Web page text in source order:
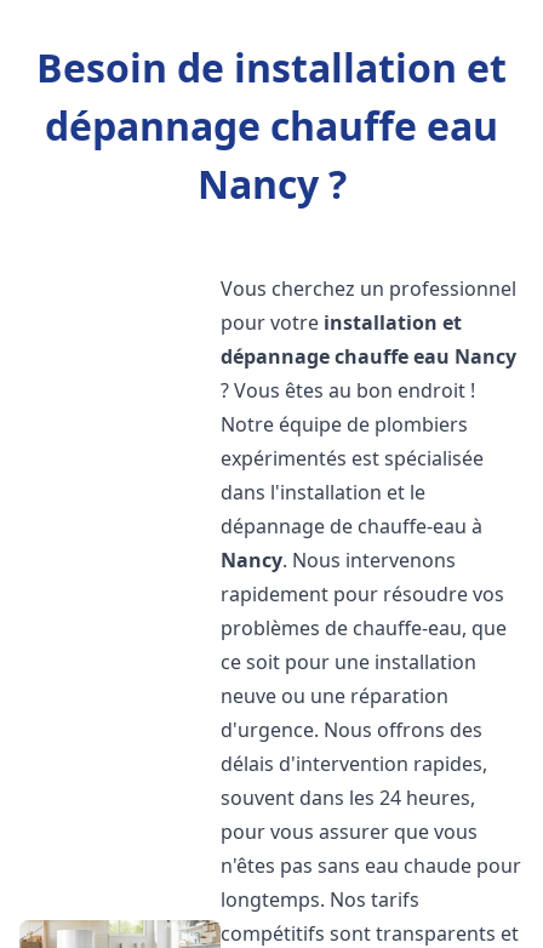
Besoin de installation et
dépannage chauffe eau
Nancy ?
Vous cherchez un professionnel
pour votre installation et
dépannage chauffe eau Nancy
? Vous êtes au bon endroit !
Notre équipe de plombiers
expérimentés est spécialisée
dans l'installation et le
dépannage de chauffe-eau à
Nancy. Nous intervenons
rapidement pour résoudre vos
problèmes de chauffe-eau, que
ce soit pour une installation
neuve ou une réparation
d'urgence. Nous offrons des
délais d'intervention rapides,
souvent dans les 24 heures,
pour vous assurer que vous
n'êtes pas sans eau chaude pour
longtemps. Nos tarifs
compétitifs sont transparents et